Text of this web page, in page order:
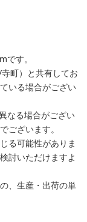
す。
町）と共有してお
いる場合がござい
なる場合がござい
ございます。
る可能性がありま
討いただけますよ
、生産・出荷の単